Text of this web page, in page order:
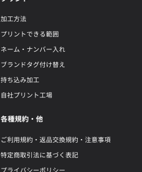
加工方法
プリントできる範囲
ネーム・ナンバー入れ
ブランドタグ付け替え
持ち込み加工
自社プリント工場
各種規約・他
ご利用規約・返品交換規約・注意事項
特定商取引法に基づく表記
プライバシーポリシー